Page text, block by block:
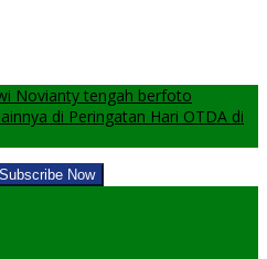
Novianty tengah berfoto
di Peringatan Hari OTDA di